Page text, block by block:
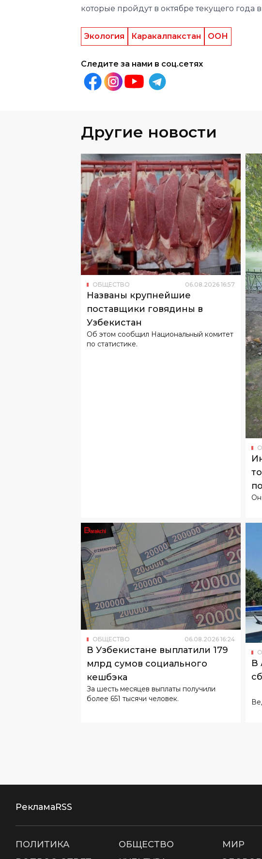
которые пройдут в октябре текущего года
Экология Каракалпакстан ООН
Следите за нами в соц.сетях
Другие новости
ОБЩЕСТВО 06.08.2026 16:57
Названы крупнейшие
поставщики говядины в
Узбекистан
Об этом сообщил Национальный комитет
по статистике.
Он
ОБЩЕСТВО 06.08.2026 16:24
В Узбекистане выплатили 179
млрд сумов социального
кешбэка
За шесть месяцев выплаты получили
более 651 тысячи человек.
В
РекламаRSS
ПОЛИТИКА ОБЩЕСТВО МИР